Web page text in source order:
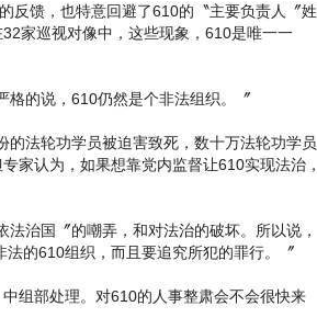
反馈，也特意回避了610的〝主要负责人〞姓
家巡视对像中，这些现象，610是唯一一
格的说，610仍然是个非法组织。〞
法轮功学员被迫害致死，数十万法轮功学员
家认为，如果想靠党内监督让610实现法治，
法治国〞的嘲弄，和对法治的破坏。所以说，
的610组织，而且要追究所犯的罪行。〞
组部处理。对610的人事整肃会不会很快来